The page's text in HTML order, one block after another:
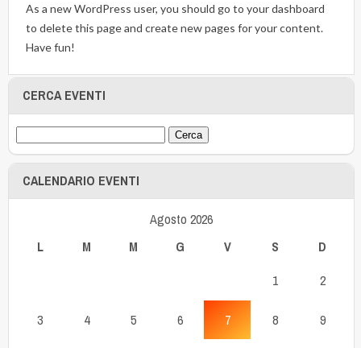
As a new WordPress user, you should go toyour dashboard
to delete this page and create new pages for your content.
Have fun!
CERCA EVENTI
CALENDARIO EVENTI
Agosto 2026
L
M M G V S D
1 2
3 4 5 6 7 8 9